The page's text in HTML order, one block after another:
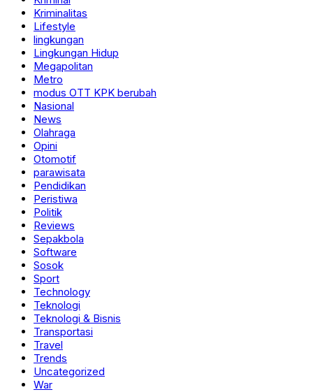
Kriminalitas
Lifestyle
lingkungan
Lingkungan Hidup
Megapolitan
Metro
modus OTT KPK berubah
Nasional
News
Olahraga
Opini
Otomotif
parawisata
Pendidikan
Peristiwa
Politik
Reviews
Sepakbola
Software
Sosok
Sport
Technology
Teknologi
Teknologi & Bisnis
Transportasi
Travel
Trends
Uncategorized
War